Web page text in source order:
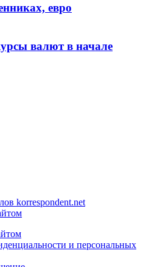
евро
валют в начале
korrespondent.net
и персональных